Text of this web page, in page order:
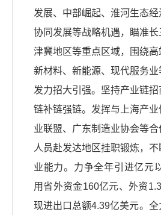
发展、中部崛起、淮河生态
协同发展等战略机遇，瞄准
津冀地区等重点区域，围绕
新材料、新能源、现代服务
发力招大引强。坚持产业链
链补链强链。发挥与上海产
业联盟、广东制造业协会等
人员赴发达地区挂职锻炼，
业能力。力争全年引进亿元
用省外资金160亿元、外资
现进出口总额4.39亿美元。